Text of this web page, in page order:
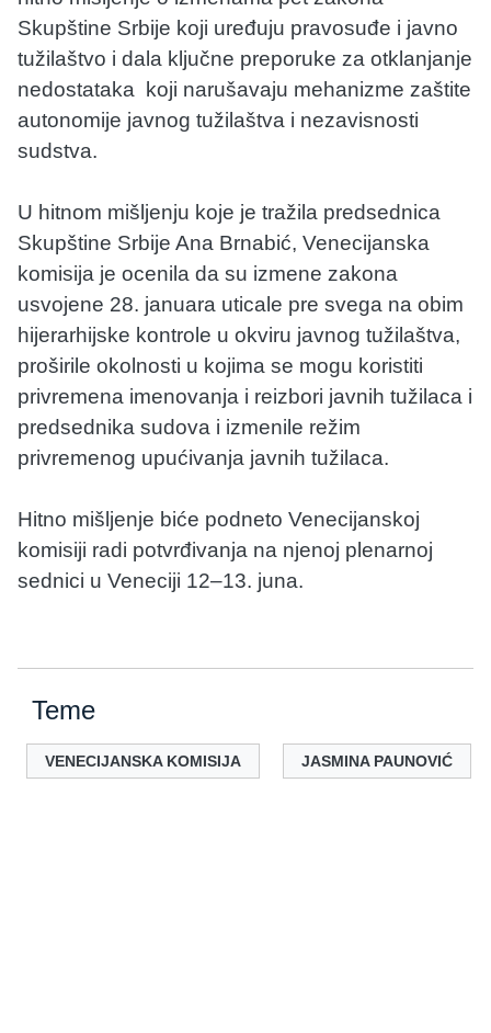
Skupštine Srbije koji uređuju pravosuđe i javno
tužilaštvo i dala ključne preporuke za otklanjanje
nedostataka koji narušavaju mehanizme zaštite
autonomije javnog tužilaštva i nezavisnosti
sudstva.
U hitnom mišljenju koje je tražila predsednica
Skupštine Srbije Ana Brnabić, Venecijanska
komisija je ocenila da su izmene zakona
usvojene 28. januara uticale pre svega na obim
hijerarhijske kontrole u okviru javnog tužilaštva,
proširile okolnosti u kojima se mogu koristiti
privremena imenovanja i reizbori javnih tužilaca i
predsednika sudova i izmenile režim
privremenog upućivanja javnih tužilaca.
Hitno mišljenje biće podneto Venecijanskoj
komisiji radi potvrđivanja na njenoj plenarnoj
sednici u Veneciji 12–13. juna.
Teme
VENECIJANSKA KOMISIJA JASMINA PAUNOVIĆ